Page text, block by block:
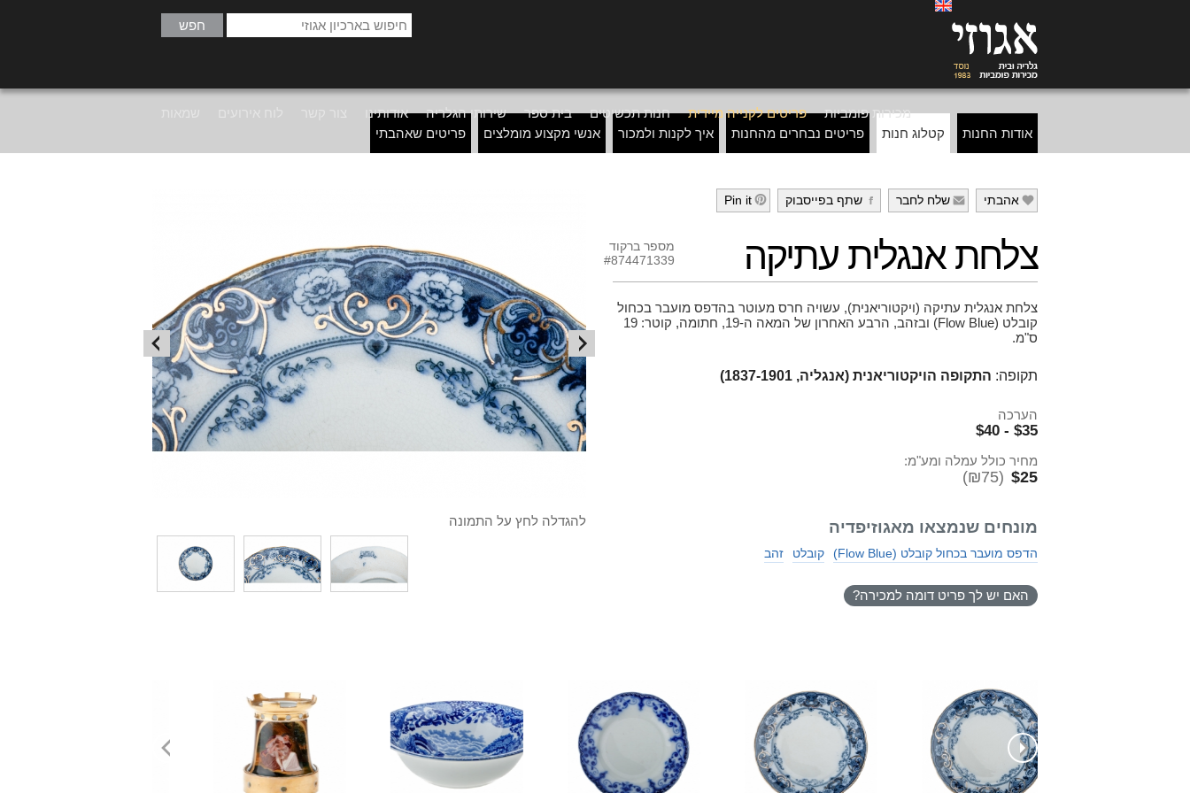
מכירות פומביות פריטים לקנייה מיידית חנות תכשיטים בית ספר שירותי הגלריה אודותינו
אודות החנות
קטלוג חנות פריטים נבחרים מהחנות איך לקנות ולמכור אנשי מקצוע מומלצים פריטים שאהבתי
e אהבתי f שלח לחבר g שתף בפייסבוק h
Pin it
צלחת אנגלית עתיקה
מספר ברקוד
#874471339
צלחת אנגלית עתיקה (ויקטוריאנית), עשויה חרס מעוטר בהדפס מועבר בכחול
קובלט (Flow Blue) ובזהב, הרבע האחרון של המאה ה-19, חתומה, קוטר: 19
ס"מ.
תקופה: התקופה הויקטוריאנית (אנגליה, 1837-1901)
הערכה
$35 - $40
מחיר כולל עמלה ומע"מ:
$25
(₪75)
מונחים שנמצאו מאגוזיפדיה
הדפס מועבר בכחול קובלט (Flow Blue) קובלט זהב
האם יש לך פריט דומה למכירה?
להגדלה לחץ על התמונה